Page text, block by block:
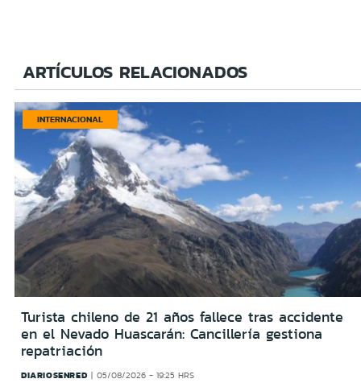
ARTÍCULOS RELACIONADOS
INTERNACIONAL
Turista chileno de 21 años fallece tras accidente
en el Nevado Huascarán: Cancillería gestiona
repatriación
DIARIOSENRED 05/08/2026 - 19:25 HRS